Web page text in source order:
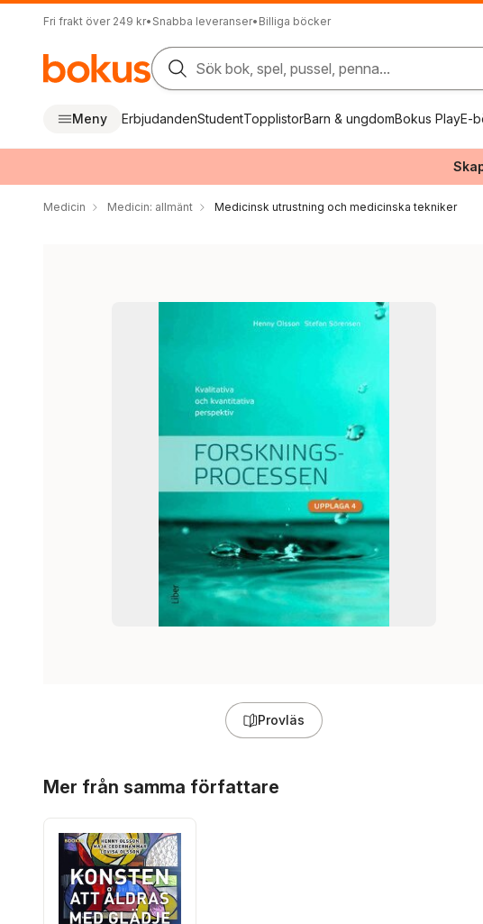
Fri frakt över 249 kr• Snabba leveranser• Billiga böcker
Sök bok, spel, pussel, penna...
Meny ErbjudandenStudentTopplistorBarn & ungdomBokus PlayE-
Medicin Medicin: allmänt Medicinsk utrustning och medicinska tekniker
Provläs
Mer från samma författare